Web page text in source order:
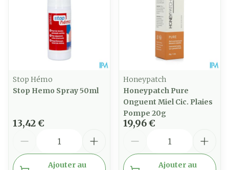
Stop Hémo
Stop Hemo Spray 50ml
13,42 €
Ajouter au
Honeypatch
Honeypatch Pure
Onguent Miel Cic. Plaies
Pompe 20g
19,96 €
Ajouter au